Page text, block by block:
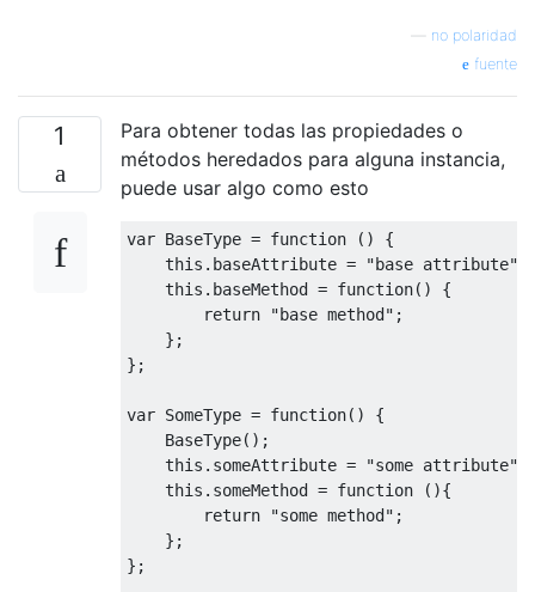
no polaridad
fuente
1
Para obtener todas las propiedades o
métodos heredados para alguna instancia,
puede usar algo como esto
var BaseType = function ()
{
this . baseAttribute = "base attribute"
this . baseMethod = function()
{
return
"base method" ;
};
};
var SomeType = function()
{
BaseType();
this . someAttribute = "some attribute"
this . someMethod = function
(){
return
"some method" ;
};
};